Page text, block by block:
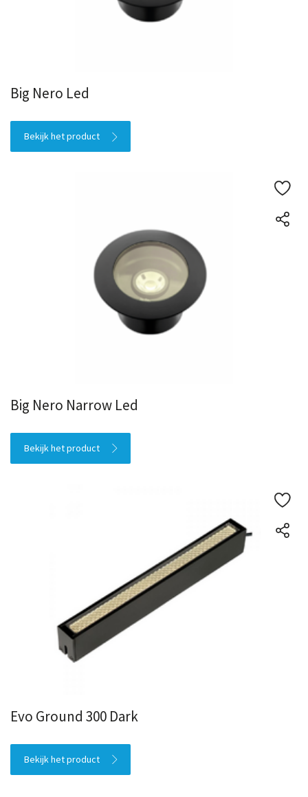
Big Nero Led
Bekijk het product
Big Nero Narrow Led
Bekijk het product
Evo Ground 300 Dark
Bekijk het product